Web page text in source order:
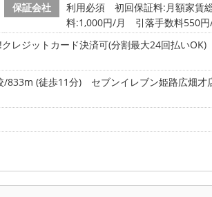
保証会社
利用必須 初回保証料:月額家賃
料:1,000円/月 引落手数料550円
クレジットカード決済可(分割最大24回払い
/833m (徒歩11分) セブンイレブン姫路広畑